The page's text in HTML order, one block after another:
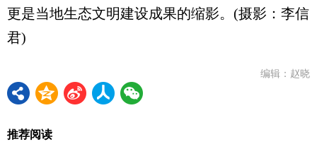
更是当地生态文明建设成果的缩影。(摄影：李信
君)
编辑：赵晓
推荐阅读